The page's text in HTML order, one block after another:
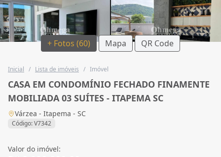
+ Fotos (60) Mapa QR Code
Inicial / Lista de imóveis / Imóvel
CASA EM CONDOMÍNIO FECHADO FINAMENTE
MOBILIADA 03 SUÍTES - ITAPEMA SC
Várzea - Itapema - SC
Código: V7342
Valor do imóvel: